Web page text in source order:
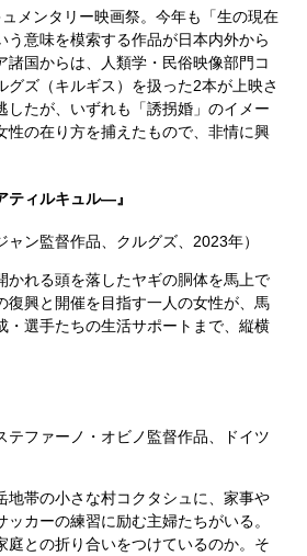
メンタリー映画祭。今年も「生の現在
う意味を模索する作品が日本内外から
諸国からは、人類学・民俗映像部門コ
グズ（キルギス）を扱った2本が上映さ
したが、いずれも「誘拐婚」のイメー
性の在り方を捕えたもので、非情に興
ティルキュル―』
ャン監督作品、クルグズ、2023年）
れる頭を落したヤギの胴体を馬上で
復興と開催を目指す一人の女性が、馬
・選手たちの生活サポートまで、縦横
テファーノ・オビノ監督作品、ドイツ
帯の小さな村コクタシュに、家事や
カーの練習に励む主婦たちがいる。
庭との折り合いをつけているのか。そ